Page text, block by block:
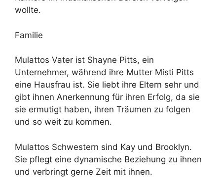
wollte.
Familie
Mulattos Vater ist Shayne Pitts, ein
Unternehmer, während ihre Mutter Misti Pitts
eine Hausfrau ist. Sie liebt ihre Eltern sehr und
gibt ihnen Anerkennung für ihren Erfolg, da sie
sie ermutigt haben, ihren Träumen zu folgen
und so weit zu kommen.
Mulattos Schwestern sind Kay und Brooklyn.
Sie pflegt eine dynamische Beziehung zu ihnen
und verbringt gerne Zeit mit ihnen.